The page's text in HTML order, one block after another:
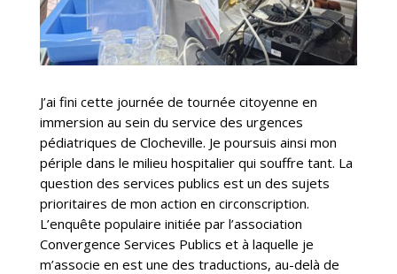
J’ai fini cette journée de tournée citoyenne en
immersion au sein du service des urgences
pédiatriques de Clocheville. Je poursuis ainsi mon
périple dans le milieu hospitalier qui souffre tant. La
question des services publics est un des sujets
prioritaires de mon action en circonscription.
L’enquête populaire initiée par l’association
Convergence Services Publics et à laquelle je
m’associe en est une des traductions, au-delà de